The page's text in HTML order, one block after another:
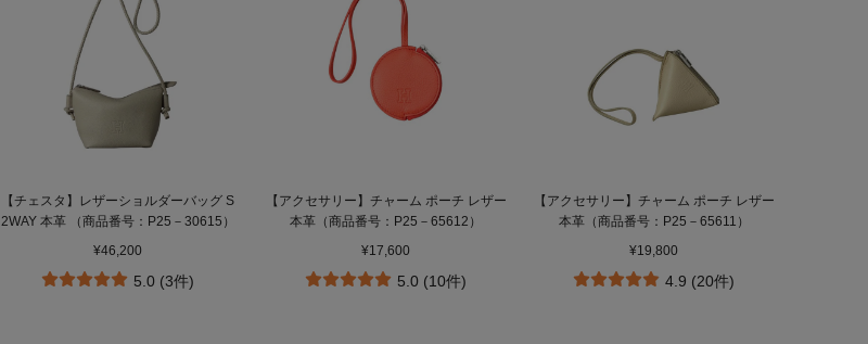
【チェスタ】レザーショルダーバッグ S
2WAY 本革 （商品番号：P25－30615）
¥46,200
5.0 (3件)
【アクセサリー】チャーム ポーチ レザー
本革（商品番号：P25－65612）
¥17,600
5.0 (10件)
【アクセサリー】チャーム ポーチ レザー
本革（商品番号：P25－65611）
¥19,800
4.9 (20件)